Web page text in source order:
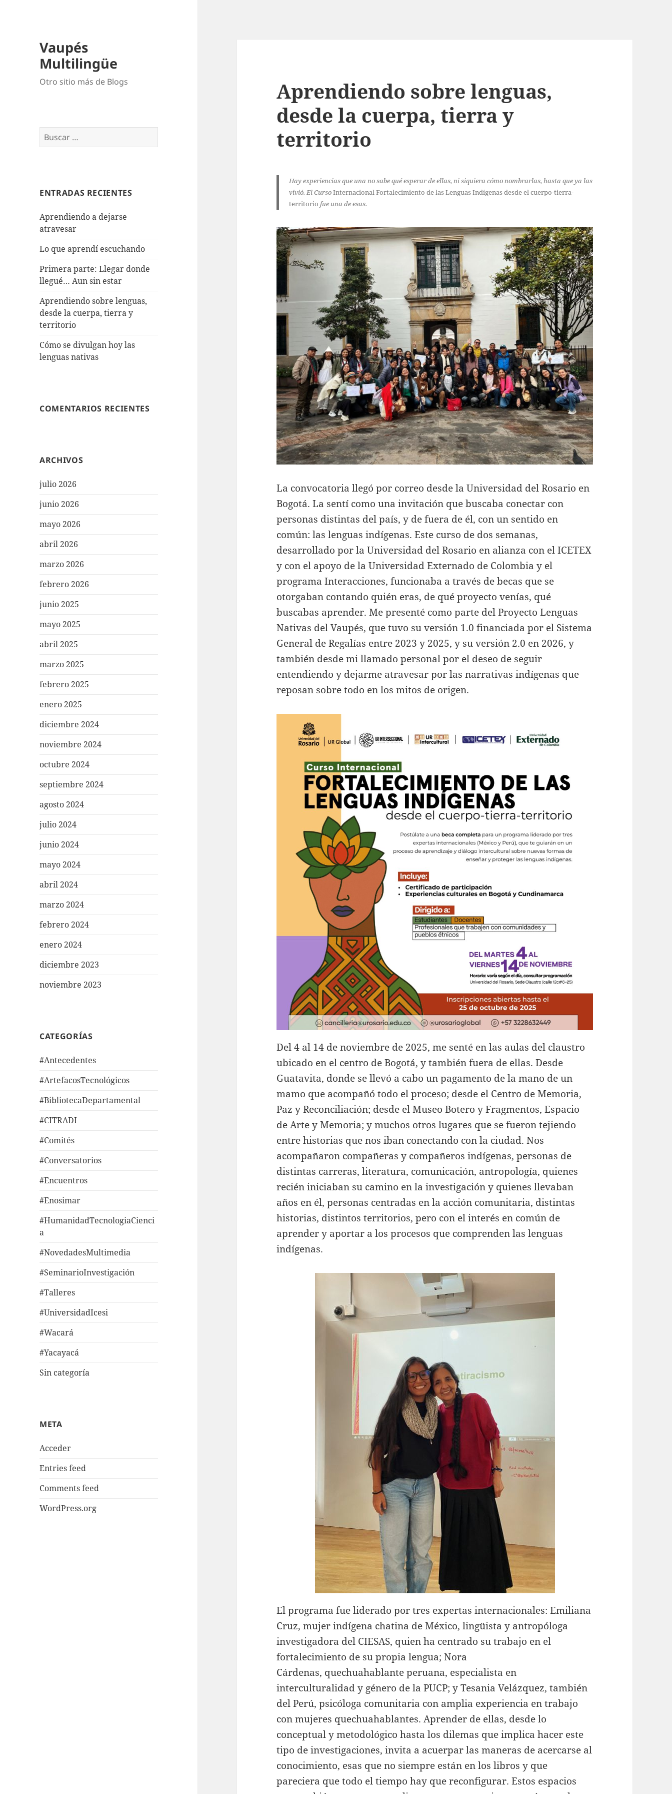
Vaupés
Multilingüe
Otro sitio más de Blogs
ENTRADAS RECIENTES
Aprendiendo a dejarse
atravesar
Lo que aprendí escuchando
Primera parte: Llegar donde
llegué… Aun sin estar
Aprendiendo sobre lenguas,
desde la cuerpa, tierra y
territorio
Cómo se divulgan hoy las
lenguas nativas
COMENTARIOS RECIENTES
ARCHIVOS
julio 2026
junio 2026
mayo 2026
abril 2026
marzo 2026
febrero 2026
junio 2025
mayo 2025
abril 2025
marzo 2025
febrero 2025
enero 2025
diciembre 2024
noviembre 2024
octubre 2024
septiembre 2024
agosto 2024
julio 2024
junio 2024
mayo 2024
abril 2024
marzo 2024
febrero 2024
enero 2024
diciembre 2023
noviembre 2023
CATEGORÍAS
#Antecedentes
#ArtefacosTecnológicos
#BibliotecaDepartamental
#CITRADI
#Comités
#Conversatorios
#Encuentros
#Enosimar
#HumanidadTecnologiaCienci
a
#NovedadesMultimedia
#SeminarioInvestigación
#Talleres
#UniversidadIcesi
#Wacará
#Yacayacá
Sin categoría
META
Acceder
Entries feed
Comments feed
WordPress.org
Aprendiendo sobre lenguas,
desde la cuerpa, tierra y
territorio
Hay experiencias que una no sabe qué esperar de ellas, ni siquiera cómo nombrarlas, hasta que ya las
vivió. El CursoInternacional Fortalecimiento de las Lenguas Indígenas desde el cuerpo-tierra-
territorio fue una de esas.
La convocatoria llegó por correo desde la Universidad del Rosario en
Bogotá. La sentí como una invitación que buscaba conectar con
personas distintas del país, y de fuera de él, con un sentido en
común: las lenguas indígenas. Este curso de dos semanas,
desarrollado por la Universidad del Rosario en alianza con el ICETEX
y con el apoyo de la Universidad Externado de Colombia y el
programa Interacciones, funcionaba a través de becas que se
otorgaban contando quién eras, de qué proyecto venías, qué
buscabas aprender. Me presenté como parte del Proyecto Lenguas
Nativas del Vaupés, que tuvo su versión 1.0 financiada por el Sistema
General de Regalías entre 2023 y 2025, y su versión 2.0 en 2026, y
también desde mi llamado personal por el deseo de seguir
entendiendo y dejarme atravesar por las narrativas indígenas que
reposan sobre todo en los mitos de origen.
Del 4 al 14 de noviembre de 2025, me senté en las aulas del claustro
ubicado en el centro de Bogotá, y también fuera de ellas. Desde
Guatavita, donde se llevó a cabo un pagamento de la mano de un
mamo que acompañó todo el proceso; desde el Centro de Memoria,
Paz y Reconciliación; desde el Museo Botero y Fragmentos, Espacio
de Arte y Memoria; y muchos otros lugares que se fueron tejiendo
entre historias que nos iban conectando con la ciudad. Nos
acompañaron compañeras y compañeros indígenas, personas de
distintas carreras, literatura, comunicación, antropología, quienes
recién iniciaban su camino en la investigación y quienes llevaban
años en él, personas centradas en la acción comunitaria, distintas
historias, distintos territorios, pero con el interés en común de
aprender y aportar a los procesos que comprenden las lenguas
indígenas.
El programa fue liderado por tres expertas internacionales: Emiliana
Cruz, mujer indígena chatina de México, lingüista y antropóloga
investigadora del CIESAS, quien ha centrado su trabajo en el
fortalecimiento de su propia lengua; Nora
Cárdenas, quechuahablante peruana, especialista en
interculturalidad y género de la PUCP; y Tesania Velázquez, también
del Perú, psicóloga comunitaria con amplia experiencia en trabajo
con mujeres quechuahablantes. Aprender de ellas, desde lo
conceptual y metodológico hasta los dilemas que implica hacer este
tipo de investigaciones, invita a acuerpar las maneras de acercarse al
conocimiento, esas que no siempre están en los libros y que
pareciera que todo el tiempo hay que reconfigurar. Estos espacios